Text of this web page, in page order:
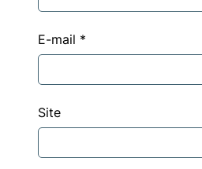
E-mail *
Site